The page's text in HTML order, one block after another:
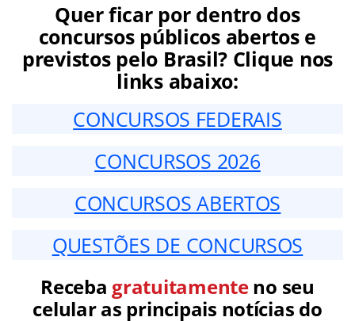
Quer ficar por dentro dos
concursos públicos abertos e
previstos pelo Brasil? Clique nos
links abaixo:
CONCURSOS FEDERAIS
CONCURSOS 2026
CONCURSOS ABERTOS
QUESTÕES DE CONCURSOS
Receba gratuitamenteno seu
celular as principais notícias do